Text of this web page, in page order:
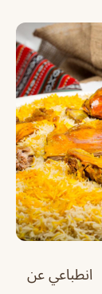
انطباعي عن